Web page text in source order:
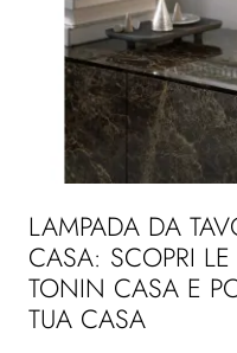
LAMPADA DA
CASA: SCOPRI
TONIN CASA E
TUA CASA